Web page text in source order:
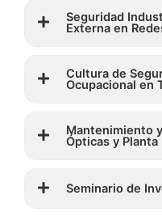
Seguridad
Externa en
Cultura de
Ocupacional en
Mantenimiento
Ópticas y Planta
Seminario de